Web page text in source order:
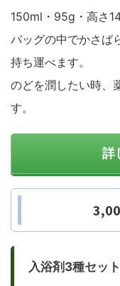
150ml・95g・高さ
バッグの中でかさば
持ち運べます。
のどを潤したい時、
す。
詳
入浴剤3種セット